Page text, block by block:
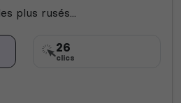
plus rusés...
26
clics